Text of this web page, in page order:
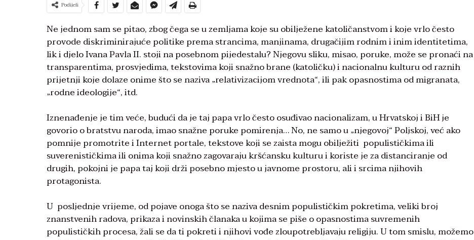
Podijeli
Ne jednom sam se pitao, zbog čega se u zemljama koje su obilježene katoličanstvom i koje vrlo često
provode diskriminirajuće politike prema strancima, manjinama, drugačijim rodnim i inim identitetima,
lik i djelo Ivana Pavla II. stoji na posebnom pijedestalu? Njegovu sliku, misao, poruke, može se pronaći na
transparentima, prosvjedima, tekstovima koji snažno brane (katoličku) i nacionalnu kulturu od raznih
prijetnji koje dolaze onime što se naziva „relativizacijom vrednota“, ili pak opasnostima od migranata,
„rodne ideologije“, itd.
Iznenađenje je tim veće, budući da je taj papa vrlo često osuđivao nacionalizam, u Hrvatskoj i BiH je
govorio o bratstvu naroda, imao snažne poruke pomirenja… No, ne samo u „njegovoj“ Poljskoj, već ako
pomnije promotrite i Internet portale, tekstove koji se zaista mogu obilježiti populističkima ili
suverenističkima ili onima koji snažno zagovaraju kršćansku kulturu i koriste je za distanciranje od
drugih, pokojni je papa taj koji drži posebno mjesto u javnome prostoru, ali i srcima njihovih
protagonista.
U posljednje vrijeme, od pojave onoga što se naziva desnim populističkim pokretima, veliki broj
znanstvenih radova, prikaza i novinskih članaka u kojima se piše o opasnostima suvremenih
populističkih procesa, žali se da ti pokreti i njihovi vođe zloupotrebljavaju religiju. U tom smislu, možemo